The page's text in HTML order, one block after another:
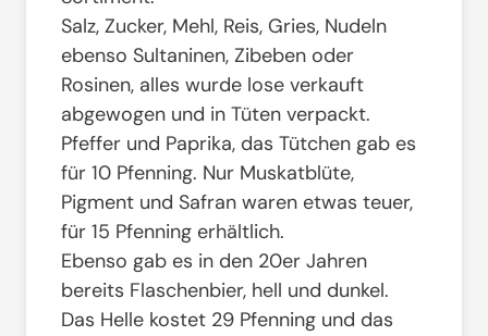
Salz, Zucker, Mehl, Reis, Gries, Nudeln
ebenso Sultaninen, Zibeben oder
Rosinen, alles wurde lose verkauft
abgewogen und in Tüten verpackt.
Pfeffer und Paprika, das Tütchen gab es
für 10 Pfenning. Nur Muskatblüte,
Pigment und Safran waren etwas teuer,
für 15 Pfenning erhältlich.
Ebenso gab es in den 20er Jahren
bereits Flaschenbier, hell und dunkel.
Das Helle kostet 29 Pfenning und das